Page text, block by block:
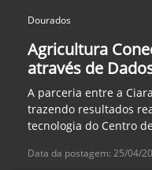
Dourados
Agricultura
através de
A parceria entre a
trazendo resultados
tecnologia do Centro
Data da postagem: 25/04/